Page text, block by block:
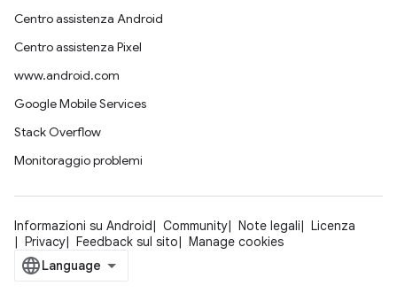
Centro assistenza Android
Centro assistenza Pixel
www.android.com
Google Mobile Services
Stack Overflow
Monitoraggio problemi
Informazioni su Android Community Note legali
Licenza
Privacy
Feedback sul sito Manage cookies